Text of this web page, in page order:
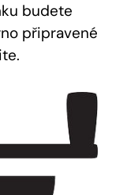
budete
připravené